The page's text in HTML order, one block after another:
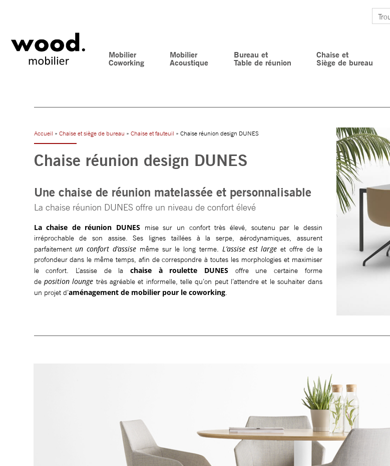
Mobilier
Coworking
Mobilier
Acoustique
Bureau et
Table de réunion
Chaise et
Siège de bureau
Accueil » Chaise et siège de bureau » Chaise et fauteuil » Chaise réunion design DUNES
Chaise réunion design DUNES
Une chaise de réunion matelassée et personnalisable
La chaise réunion DUNES offre un niveau de confort élevé
La chaise de réunion DUNES mise sur un confort très élevé, soutenu par le dessin
irréprochable de son assise. Ses lignes taillées à la serpe, aérodynamiques, assurent
parfaitementun confort d’assisemême sur le long terme. L’assise est large et offre de la
profondeur dans le même temps, afin de correspondre à toutes les morphologies et maximiser
le confort. L’assise de la chaise à roulette DUNESoffre une certaine forme
de position lounge très agréable et informelle, telle qu’on peut l’attendre et le souhaiter dans
un projet d’aménagement de mobilier pour le coworking.